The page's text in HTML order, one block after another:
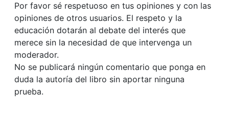
Por favor sé respetuoso en tus opiniones y con las
opiniones de otros usuarios. El respeto y la
educación dotarán al debate del interés que
merece sin la necesidad de que intervenga un
moderador.
No se publicará ningún comentario que ponga en
duda la autoría del libro sin aportar ninguna
prueba.